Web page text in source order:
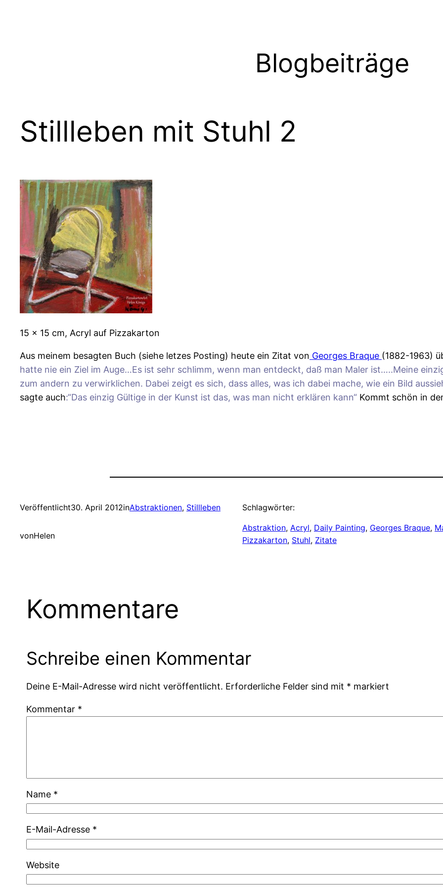
Blogbeiträge
Stillleben mit Stuhl 2
15 x 15 cm, Acryl auf Pizzakarton
Aus meinem besagten Buch (siehe letzes Posting) heute ein Zitat von Georges Braque (1882-1963)
hatte nie ein Ziel im Auge…Es ist sehr schlimm, wenn man entdeckt, daß man Maler ist…..Meine
zum andern zu verwirklichen. Dabei zeigt es sich, dass alles, was ich dabei mache, wie ein Bild
sagte auch:“Das einzig Gültige in der Kunst ist das, was man nicht erklären kann“ Kommt schön in
Veröffentlicht30. April 2012inAbstraktionen, Stillleben
vonHelen
Schlagwörter:
Abstraktion, Acryl, Daily Painting, Georges Braque,
Pizzakarton, Stuhl, Zitate
Kommentare
Schreibe einen Kommentar
Deine E-Mail-Adresse wird nicht veröffentlicht. Erforderliche Felder sind mit * markiert
Kommentar *
Name *
E-Mail-Adresse *
Website